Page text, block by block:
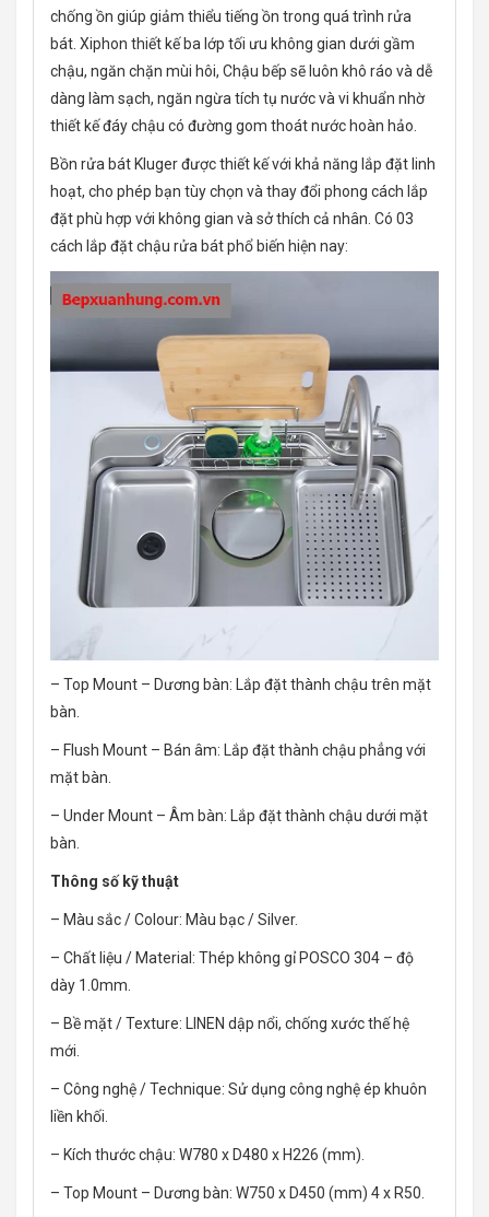
chống ồn giúp giảm thiểu tiếng ồn trong quá trình rửa
bát. Xiphon thiết kế ba lớp tối ưu không gian dưới gầm
chậu, ngăn chặn mùi hôi, Chậu bếp sẽ luôn khô ráo và dễ
dàng làm sạch, ngăn ngừa tích tụ nước và vi khuẩn nhờ
thiết kế đáy chậu có đường gom thoát nước hoàn hảo.
Bồn rửa bát Kluger được thiết kế với khả năng lắp đặt linh
hoạt, cho phép bạn tùy chọn và thay đổi phong cách lắp
đặt phù hợp với không gian và sở thích cả nhân. Có 03
cách lắp đặt chậu rửa bát phổ biến hiện nay:
– Top Mount – Dương bàn: Lắp đặt thành chậu trên mặt
bàn.
– Flush Mount – Bán âm: Lắp đặt thành chậu phẳng với
mặt bàn.
– Under Mount – Âm bàn: Lắp đặt thành chậu dưới mặt
bàn.
Thông số kỹ thuật
– Màu sắc / Colour: Màu bạc / Silver.
– Chất liệu / Material: Thép không gỉ POSCO 304 – độ
dày 1.0mm.
– Bề mặt / Texture: LINEN dập nổi, chống xước thế hệ
mới.
– Công nghệ / Technique: Sử dụng công nghệ ép khuôn
liền khối.
– Kích thước chậu: W780 x D480 x H226 (mm).
– Top Mount – Dương bàn: W750 x D450 (mm) 4 x R50.